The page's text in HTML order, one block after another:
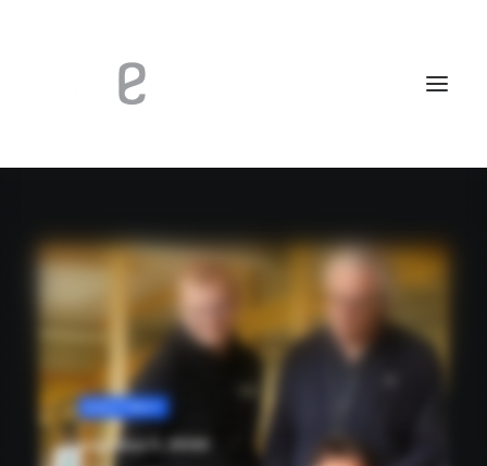
INVESTMENT
augustus 5, 2026